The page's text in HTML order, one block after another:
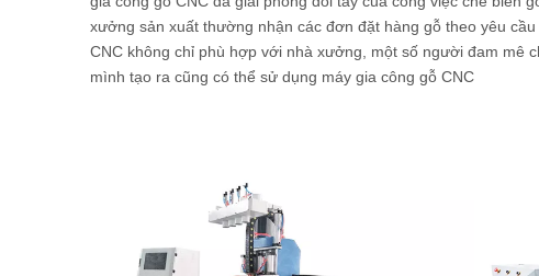
xưởng sản xuất thường nhận các đơn đặt hàng gỗ theo yêu
CNC không chỉ phù hợp với nhà xưởng, một số người đam mê
mình tạo ra cũng có thể sử dụng máy gia công gỗ CNC